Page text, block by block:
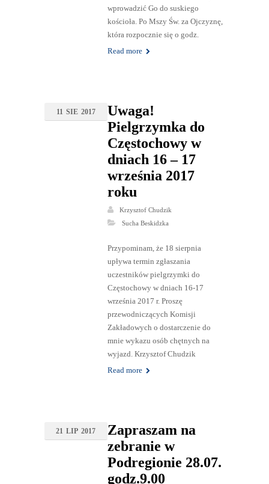
wprowadzić Go do suskiego
kościoła. Po Mszy Św. za Ojczyznę,
która rozpocznie się o godz.
Read more
11 SIE 2017
Uwaga!
Pielgrzymka do
Częstochowy w
dniach 16 – 17
września 2017
roku
Krzysztof Chudzik
Sucha Beskidzka
Przypominam, że 18 sierpnia
upływa termin zgłaszania
uczestników pielgrzymki do
Częstochowy w dniach 16-17
września 2017 r. Proszę
przewodniczących Komisji
Zakładowych o dostarczenie do
mnie wykazu osób chętnych na
wyjazd. Krzysztof Chudzik
Read more
21 LIP 2017
Zapraszam na
zebranie w
Podregionie 28.07.
godz.9.00